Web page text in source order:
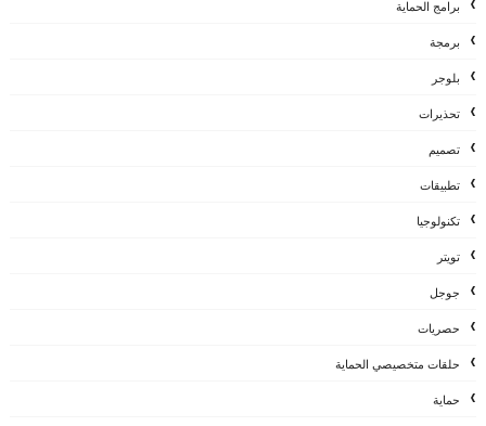
برامج الحماية
برمجة
بلوجر
تحذيرات
تصميم
تطبيقات
تكنولوجيا
تويتر
جوجل
حصريات
حلقات متخصيصي الحماية
حماية